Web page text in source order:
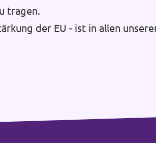
tragen.
der EU - ist in allen